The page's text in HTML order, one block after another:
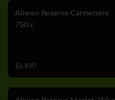
Aliwen Reserva Carmenere
750 c
$6.490